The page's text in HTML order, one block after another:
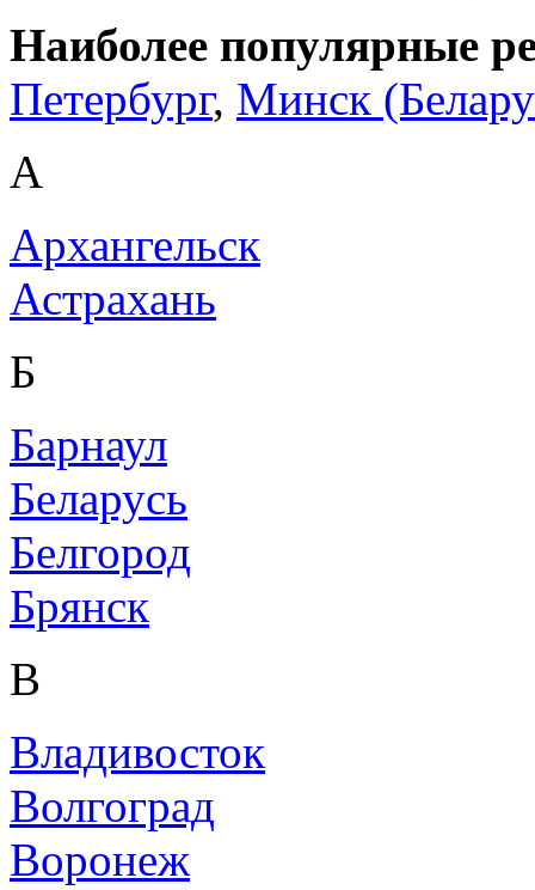
Наиболее популярные
Петербург, Минск
А
Архангельск
Астрахань
Б
Барнаул
Беларусь
Белгород
Брянск
В
Владивосток
Волгоград
Воронеж